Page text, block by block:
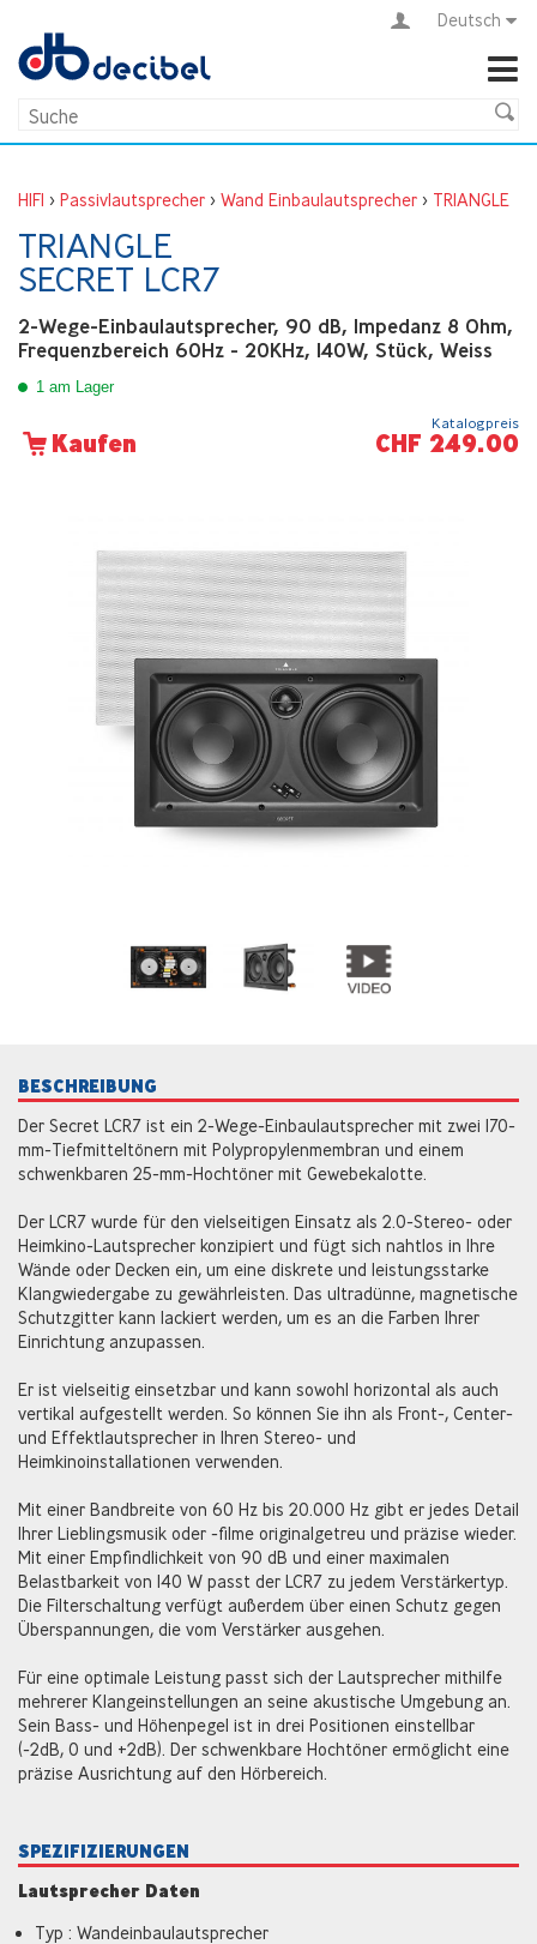
Deutsch
HIFI > Passivlautsprecher > Wand Einbaulautsprecher > TRIANGLE
TRIANGLE
SECRET LCR7
2-Wege-Einbaulautsprecher, 90 dB, Impedanz 8 Ohm,
Frequenzbereich 60Hz - 20KHz, 140W, Stück, Weiss
1 am Lager
Kaufen
Katalogpreis
CHF 249.00
BESCHREIBUNG
Der Secret LCR7 ist ein 2-Wege-Einbaulautsprecher mit zwei 170-
mm-Tiefmitteltönern mit Polypropylenmembran und einem
schwenkbaren 25-mm-Hochtöner mit Gewebekalotte.
Der LCR7 wurde für den vielseitigen Einsatz als 2.0-Stereo- oder
Heimkino-Lautsprecher konzipiert und fügt sich nahtlos in Ihre
Wände oder Decken ein, um eine diskrete und leistungsstarke
Klangwiedergabe zu gewährleisten. Das ultradünne, magnetische
Schutzgitter kann lackiert werden, um es an die Farben Ihrer
Einrichtung anzupassen.
Er ist vielseitig einsetzbar und kann sowohl horizontal als auch
vertikal aufgestellt werden. So können Sie ihn als Front-, Center-
und Effektlautsprecher in Ihren Stereo- und
Heimkinoinstallationen verwenden.
Mit einer Bandbreite von 60 Hz bis 20.000 Hz gibt er jedes Detail
Ihrer Lieblingsmusik oder -filme originalgetreu und präzise wieder.
Mit einer Empfindlichkeit von 90 dB und einer maximalen
Belastbarkeit von 140 W passt der LCR7 zu jedem Verstärkertyp.
Die Filterschaltung verfügt außerdem über einen Schutz gegen
Überspannungen, die vom Verstärker ausgehen.
Für eine optimale Leistung passt sich der Lautsprecher mithilfe
mehrerer Klangeinstellungen an seine akustische Umgebung an.
Sein Bass- und Höhenpegel ist in drei Positionen einstellbar
(-2dB, 0 und +2dB). Der schwenkbare Hochtöner ermöglicht eine
präzise Ausrichtung auf den Hörbereich.
SPEZIFIZIERUNGEN
Lautsprecher Daten
Typ : Wandeinbaulautsprecher